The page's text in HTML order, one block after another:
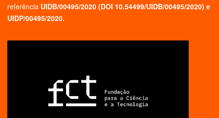
referência UIDB/00495/2020 (DOI 10.54499/UIDB/00495/2020) e
UIDP/00495/2020.